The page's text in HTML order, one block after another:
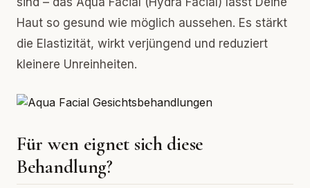
Haut so gesund wie möglich aussehen. Es stärkt
die Elastizität, wirkt verjüngend und reduziert
kleinere Unreinheiten.
Für wen eignet sich diese
Behandlung?